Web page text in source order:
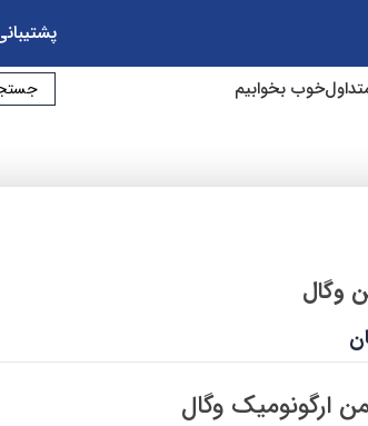
پشتیبانی: 09911476243 -
خوب بخوابیم
وگال
ارگونومیک وگال